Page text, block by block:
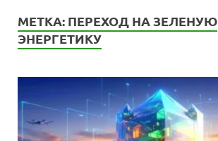
МЕТКА: ПЕРЕХОД НА ЗЕЛЕНУЮ
ЭНЕРГЕТИКУ